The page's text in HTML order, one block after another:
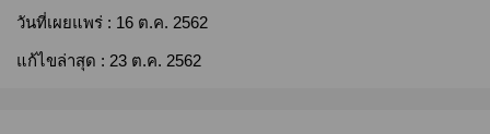
วันที่เผยแพร่ : 16 ต.ค. 2562
แก้ไขล่าสุด : 23 ต.ค. 2562